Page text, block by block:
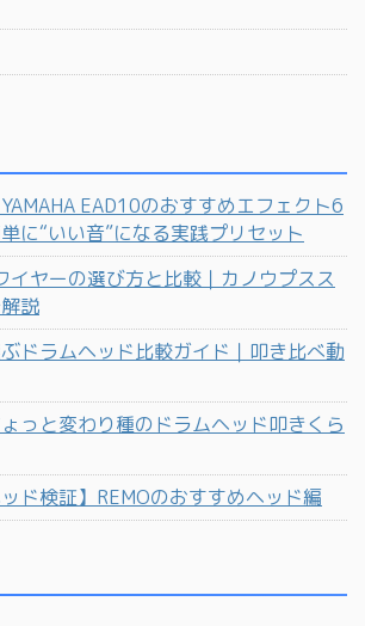
EAD10のおすすめエフェクト6
に“いい音”になる実践プリセット
イヤーの選び方と比較｜カノウプスス
説
ぶドラムヘッド比較ガイド｜叩き比べ動
っと変わり種のドラムヘッド叩きくら
ド検証】REMOのおすすめヘッド編